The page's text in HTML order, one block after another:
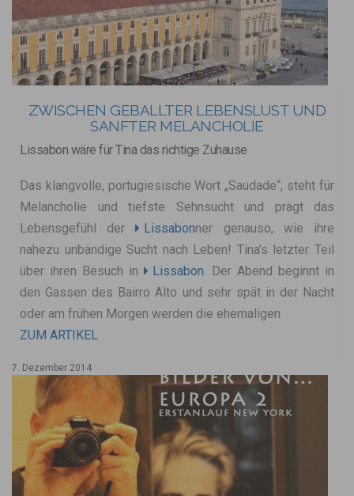
ZWISCHEN GEBALLTER LEBENSLUST UND
SANFTER MELANCHOLIE
Lissabon wäre für Tina das richtige Zuhause
Das klangvolle, portugiesische Wort „Saudade“, steht für
Melancholie und tiefste Sehnsucht und prägt das
Lebensgefühl der
Lissabonner genauso, wie ihre
nahezu unbändige Sucht nach Leben! Tina’s letzter Teil
über ihren Besuch in
Lissabon. Der Abend beginnt in
den Gassen des Bairro Alto und sehr spät in der Nacht
oder am frühen Morgen werden die ehemaligen
ZUM ARTIKEL
7. Dezember 2014